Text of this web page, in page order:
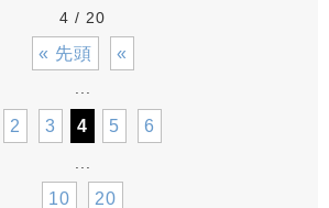
4 / 20
« 先頭 «
2 3 4 5 6
10 20